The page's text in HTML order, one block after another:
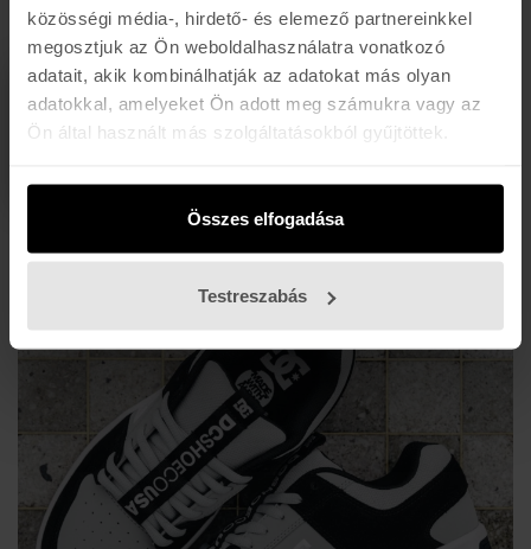
közösségi média-, hirdető- és elemező partnereinkkel
megosztjuk az Ön weboldalhasználatra vonatkozó
adatait, akik kombinálhatják az adatokat más olyan
adatokkal, amelyeket Ön adott meg számukra vagy az
Ön által használt más szolgáltatásokból gyűjtöttek.
Összes elfogadása
Testreszabás
VERSATILE
Igazi különlegesség. Itt a légtalpas Versatile új